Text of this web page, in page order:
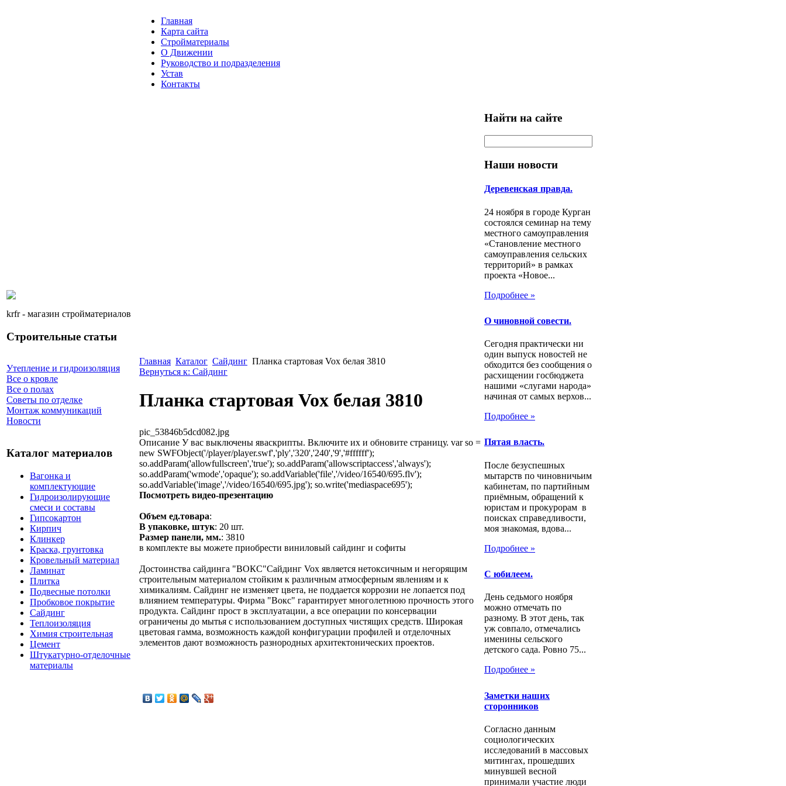
krfr - магазин стройматериалов
Строительные статьи
Утепление и гидроизоляция
Все о кровле
Все о полах
Советы по отделке
Монтаж коммуникаций
Новости
Каталог материалов
Вагонка и
комплектующие
Гидроизолирующие
смеси и составы
Гипсокартон
Кирпич
Клинкер
Краска, грунтовка
Кровельный материал
Ламинат
Плитка
Подвесные потолки
Пробковое покрытие
Сайдинг
Теплоизоляция
Химия строительная
Цемент
Штукатурно-отделочные
материалы
Главная
Карта сайта
Стройматериалы
О Движении
Руководство и подразделения
Устав
Контакты
Главная Каталог Сайдинг Планка стартовая Vox белая 3810
Вернуться к: Сайдинг
Планка стартовая Vox белая 3810
pic_53846b5dcd082.jpg
Описание У вас выключены яваскрипты. Включите их и обновите страницу. var so =
new SWFObject('/player/player.swf','ply','320','240','9','#ffffff');
so.addParam('allowfullscreen','true'); so.addParam('allowscriptaccess','always');
so.addParam('wmode','opaque'); so.addVariable('file','/video/16540/695.flv');
so.addVariable('image','/video/16540/695.jpg'); so.write('mediaspace695');
Посмотреть видео-презентацию
Объем ед.товара:
В упаковке, штук: 20 шт.
Размер панели, мм.: 3810
в комплекте вы можете приобрести виниловый сайдинг и софиты
Достоинства сайдинга "ВОКС"Сайдинг Vox является нетоксичным и негорящим
строительным материалом стойким к различным атмосферным явлениям и к
химикалиям. Сайдинг не изменяет цвета, не поддается коррозии не лопается под
влиянием температуры. Фирма "Вокс" гарантирует многолетнюю прочность этого
продукта. Сайдинг прост в эксплуатации, а все операции по консервации
ограничены до мытья с использованием доступных чистящих средств. Широкая
цветовая гамма, возможность каждой конфигурации профилей и отделочных
элементов дают возможность разнородных архитектонических проектов.
Найти на сайте
Наши новости
Деревенская правда.
24 ноября в городе Курган
состоялся семинар на тему
местного самоуправления
«Становление местного
самоуправления сельских
территорий» в рамках
проекта «Новое...
Подробнее »
О чиновной совести.
Сегодня практически ни
один выпуск новостей не
обходится без сообщения о
расхищении госбюджета
нашими «слугами народа»
начиная от самых верхов...
Подробнее »
Пятая власть.
После безуспешных
мытарств по чиновничьим
кабинетам, по партийным
приёмным, обращений к
юристам и прокурорам в
поисках справедливости,
моя знакомая, вдова...
Подробнее »
С юбилеем.
День седьмого ноября
можно отмечать по
разному. В этот день, так
уж совпало, отмечались
именины сельского
детского сада. Ровно 75...
Подробнее »
Заметки наших
сторонников
Согласно данным
социологических
исследований в массовых
митингах, прошедших
минувшей весной
принимали участие люди